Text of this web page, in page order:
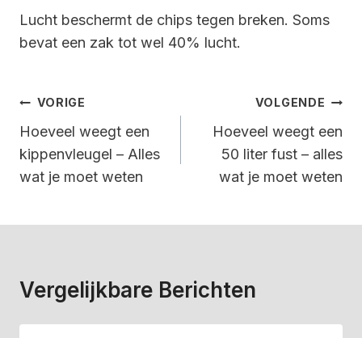
Lucht beschermt de chips tegen breken. Soms
bevat een zak tot wel 40% lucht.
Bericht
Navigatie
VORIGE
Hoeveel weegt een
kippenvleugel – Alles
wat je moet weten
VOLGENDE
Hoeveel weegt een
50 liter fust – alles
wat je moet weten
Vergelijkbare Berichten